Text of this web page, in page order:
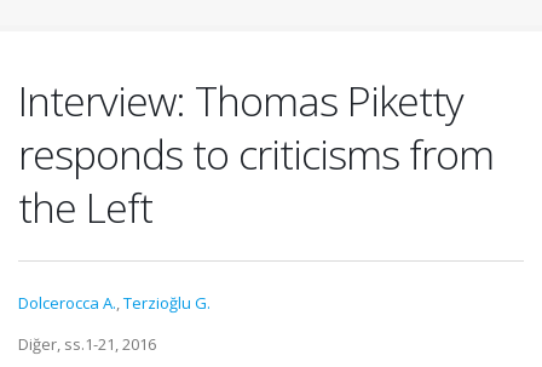
Interview: Thomas Piketty
responds to criticisms from
the Left
Dolcerocca A.,Terzioğlu G.
Diğer, ss.1-21, 2016